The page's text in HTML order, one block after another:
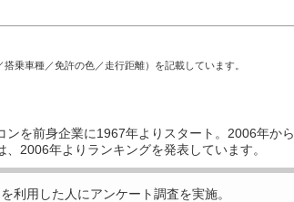
乗車種／免許の色／走行距離）を記載しています。
を前身企業に1967年よりスタート。2006年から
2006年よりランキングを発表しています。
利用した 人にアンケート調査を実施。